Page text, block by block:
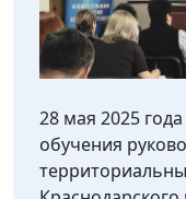
28 мая 2025
обучения